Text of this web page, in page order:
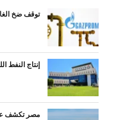
توقف ضخ
إنتاج النفط
مصر تكشف عن